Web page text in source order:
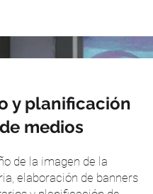
y planificación
de medios
de la imagen de la
elaboración de banners